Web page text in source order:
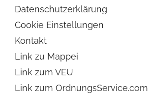
Datenschutzerklärung
Cookie Einstellungen
Kontakt
Link zu Mappei
Link zum VEU
Link zum OrdnungsService.com